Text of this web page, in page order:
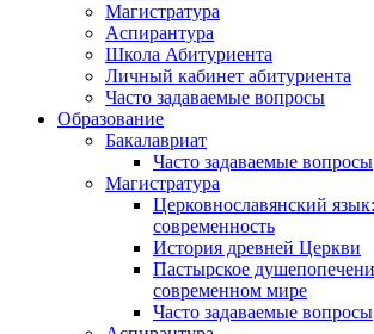
Магистратура
Аспирантура
Школа Абитуриента
Личный кабинет абитуриента
Часто задаваемые вопросы
Образование
Бакалавриат
Часто задаваемые вопросы
Магистратура
Церковнославянский
современность
История древней Церкви
Пастырское
современном мире
Часто задаваемые вопросы